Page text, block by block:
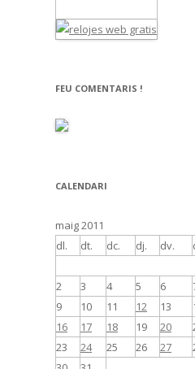
FEU COMENTARIS !
CALENDARI
maig 2011
dl.
dt. dc. dj. dv.
2
3 4 5 6
9
10 11 12 13
16
17 18 19 20
23
24 25 26 27